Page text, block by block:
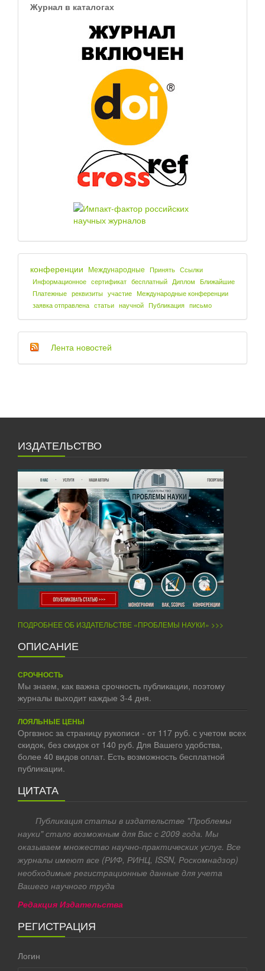
Журнал в каталогах
конференции Международные Принять Ссылки
Информационное сертификат бесплатный Диплом Ближайшие
Платежные реквизиты участие Международные конференции
заявка отправлена статьи научной Публикация письмо
Лента новостей
ИЗДАТЕЛЬСТВО
ПОДРОБНЕЕ ОБ ИЗДАТЕЛЬСТВЕ «ПРОБЛЕМЫ НАУКИ» >>>
ОПИСАНИЕ
СРОЧНОСТЬ
Мы знаем, как важна срочность публикации, поэтому
журналы выходит каждые 3-4 дня.
ЛОЯЛЬНЫЕ ЦЕНЫ
Оргвзнос за страницу рукописи - от 117 руб. с учетом всех
скидок, без скидок от 140 руб. Для Вашего удобства,
более 40 видов оплат. Есть возможность бесплатной
публикации.
ЦИТАТА
Публикация статьи в издательстве "Проблемы
науки" стало возможным для Вас с 2009 года. Мы
оказываем множество научно-практических услуг. Все
журналы имеют все (РИФ, РИНЦ, ISSN, Роскомнадзор)
необходимые регистрационные данные для учета
Вашего научного труда
Редакция Издательства
РЕГИСТРАЦИЯ
Логин